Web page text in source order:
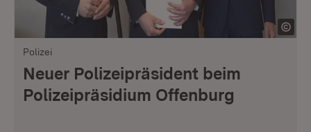
Polizei
Neuer Polizeipräsident beim
Polizeipräsidium Offenburg